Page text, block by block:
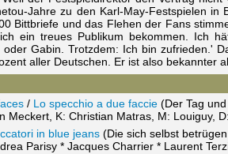
Jahre zu den Karl-May-Festspielen in
Bittbriefe und das Flehen der Fans
ein treues Publikum bekommen. Ich
oder Gabin. Trotzdem: Ich bin zufrieden.'
aller Deutschen. Er ist also bekannter
/ Lo specchio a due faccie (Der Tag
Meckert, K: Christian Matras, M: Louiguy,
in blue jeans (Die sich selbst
Parisy * Jacques Charrier * Laurent